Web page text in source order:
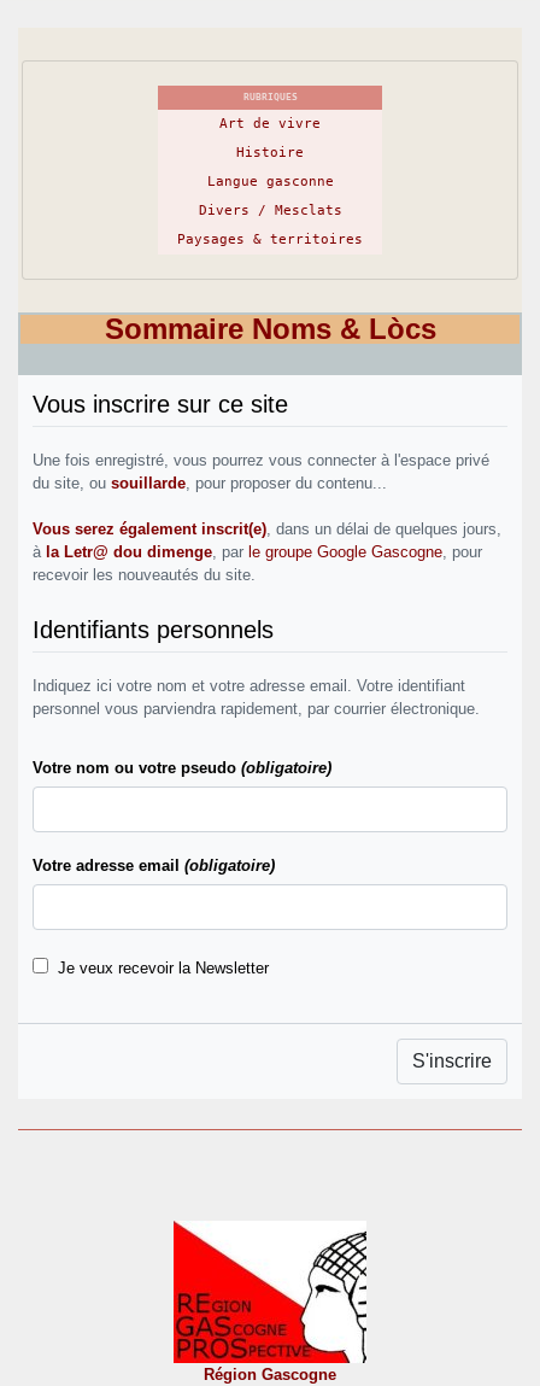
RUBRIQUES
Art de vivre
Histoire
Langue gasconne
Divers / Mesclats
Paysages & territoires
Sommaire Noms & Lòcs
Vous inscrire sur ce site
Une fois enregistré, vous pourrez vous connecter à l'espace privé
du site, ou souillarde , pour proposer du contenu...
Vous serez également inscrit(e), dans un délai de quelques jours,
à la Letr@ dou dimenge, par le groupe Google Gascogne, pour
recevoir les nouveautés du site.
Identifiants personnels
Indiquez ici votre nom et votre adresse email. Votre identifiant
personnel vous parviendra rapidement, par courrier électronique.
Votre nom ou votre pseudo (obligatoire)
Votre adresse email (obligatoire)
Je veux recevoir la Newsletter
Région Gascogne